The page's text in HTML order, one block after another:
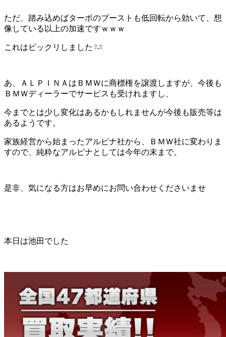
ただ、踏み込めばターボのブーストも低回転から効いて、想
像している以上の加速ですｗｗｗ
これはビックリしました
あ、ＡＬＰＩＮＡはＢＭＷに商標権を譲渡しますが、今後も
ＢＭＷディーラーでサービスも受けれますし、
今までとは少し変化はあるかもしれませんが今後も販売等は
あるようです。
家族経営から始まったアルピナ社から、ＢＭＷ社に変わりま
すので、純粋なアルピナとしては今年の末まで。
是非、気になる方はお早めにお問い合わせくださいませ
本日は池田でした